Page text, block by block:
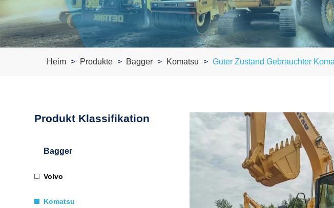
Heim Produkte Bagger Komatsu Guter Zustand Gebrauchter
Produkt Klassifikation
Bagger
Volvo
Komatsu